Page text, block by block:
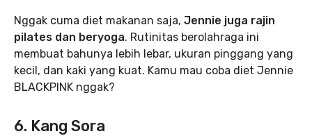
Nggak cuma diet makanan saja, Jennie juga rajin
pilates dan beryoga. Rutinitas berolahraga ini
membuat bahunya lebih lebar, ukuran pinggang yang
kecil, dan kaki yang kuat. Kamu mau coba diet Jennie
BLACKPINK nggak?
6. Kang Sora